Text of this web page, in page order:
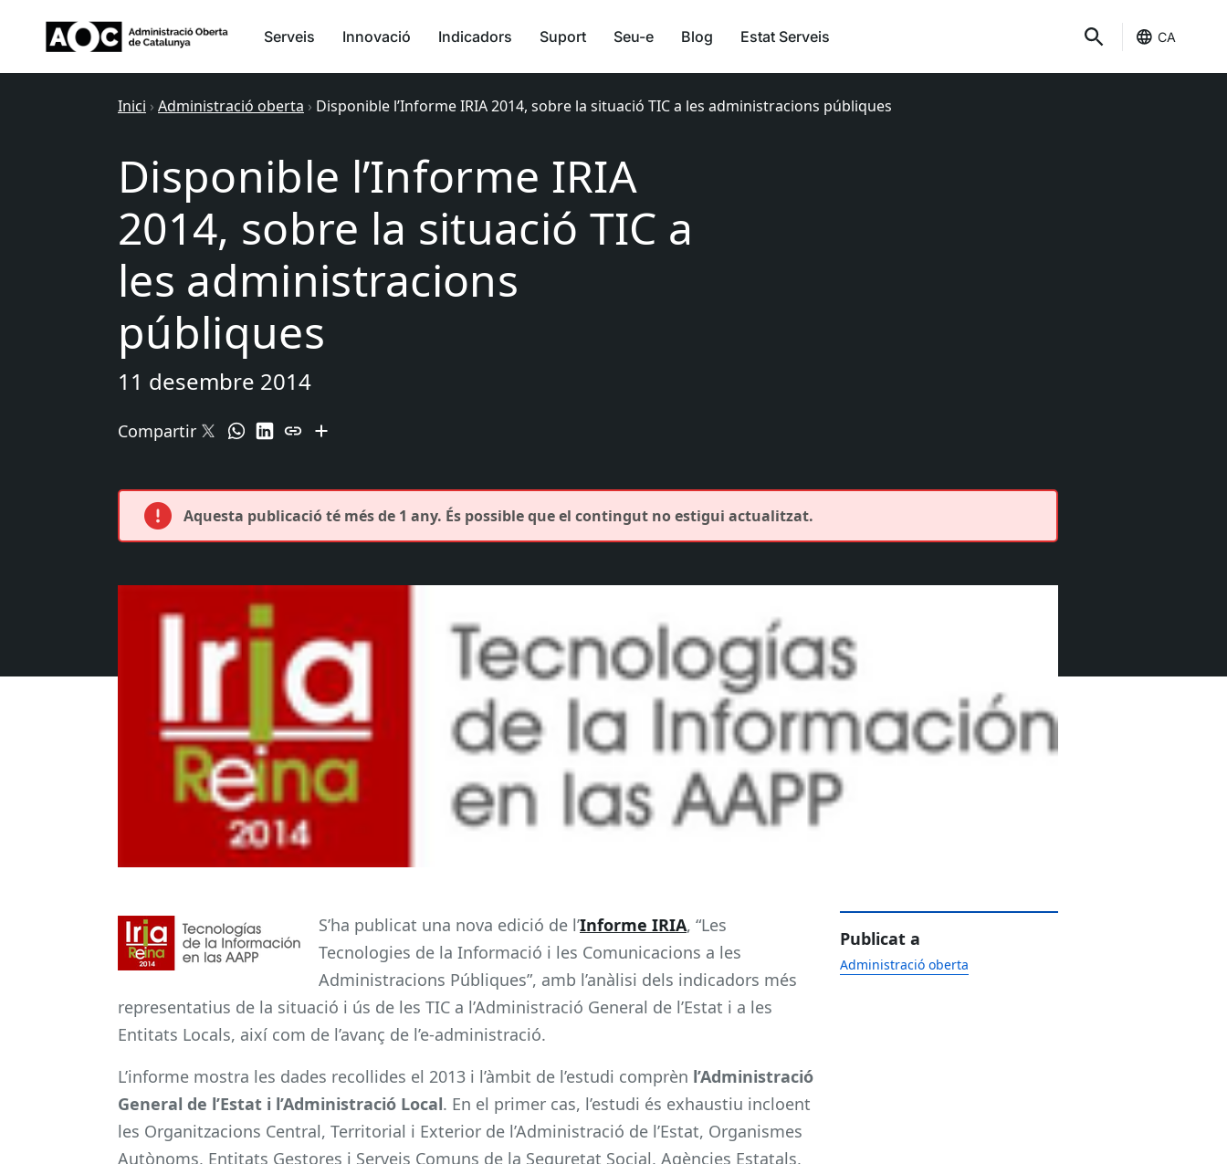
Serveis Innovació Indicadors Suport Seu-e Blog Estat Serveis CA
Inici › Administració oberta › Disponible l’Informe IRIA 2014, sobre la situació TIC a les administracions públiques
Disponible l’Informe IRIA
2014, sobre la situació TIC a
les administracions
públiques
11 desembre 2014
Compartir
Aquesta publicació té més de 1 any. És possible que el contingut no estigui actualitzat.
S’ha publicat una nova edició de l’Informe IRIA, “Les
Tecnologies de la Informació i les Comunicacions a les
Administracions Públiques”, amb l’anàlisi dels indicadors més
representatius de la situació i ús de les TIC a l’Administració General de l’Estat i a les
Entitats Locals, així com de l’avanç de l’e-administració.
L’informe mostra les dades recollides el 2013 i l’àmbit de l’estudi comprèn l’Administració
General de l’Estat i l’Administració Local. En el primer cas, l’estudi és exhaustiu incloent
les Organitzacions Central, Territorial i Exterior de l’Administració de l’Estat, Organismes
Autònoms, Entitats Gestores i Serveis Comuns de la Seguretat Social, Agències Estatals,
Publicat a
Administració oberta